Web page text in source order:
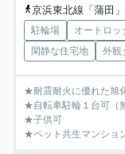
京浜東北線「蒲田
駐輪場 オートロッ
閑静な住宅地
外観
★耐震耐火に優れた旭
★自転車駐輪１台可（
★子供可
★ペット共生マンショ